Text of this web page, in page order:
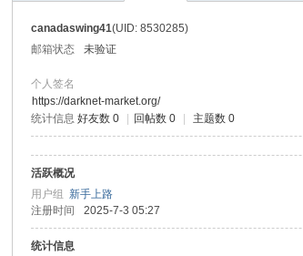
canadaswing41(UID: 8530285)
邮箱状态
未验证
个人签名
https://darknet-market.org/
统计信息 好友数 0 回帖数 0 主题数 0
活跃概况
用户组新手上路
注册时间
2025-7-3 05:27
统计信息